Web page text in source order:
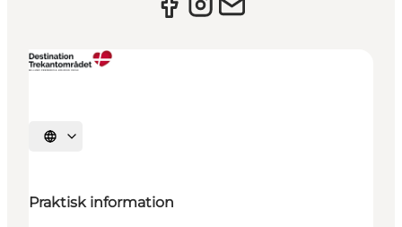
Vælg sprog
Praktisk information